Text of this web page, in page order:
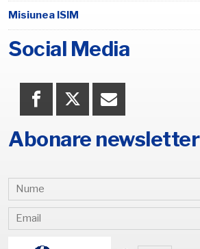
Misiunea ISIM
Social Media
Abonare newsletter